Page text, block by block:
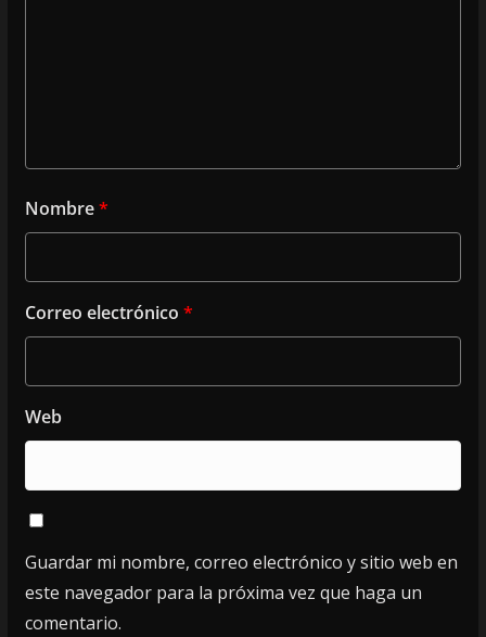
Nombre*
Correo electrónico *
Web
Guardar mi nombre, correo electrónico y sitio web en
este navegador para la próxima vez que haga un
comentario.